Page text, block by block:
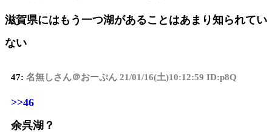
滋賀県にはもう一つ湖があることはあまり知られてい
ない
47: 名無しさん＠おーぷん 21/01/16(土)10:12:59 ID:p8Q
>>46
余呉湖？